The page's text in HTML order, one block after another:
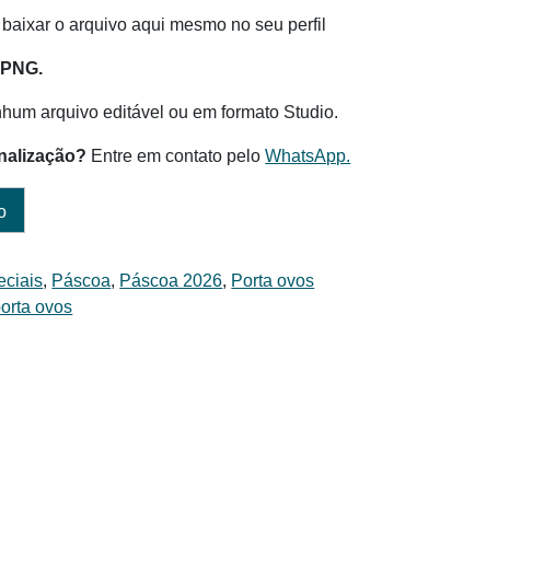
o arquivo aqui mesmo no seu perfil
arquivo editável ou em formato Studio.
Entre em contato peloWhatsApp.
, Páscoa, Páscoa 2026, Porta ovos
ovos